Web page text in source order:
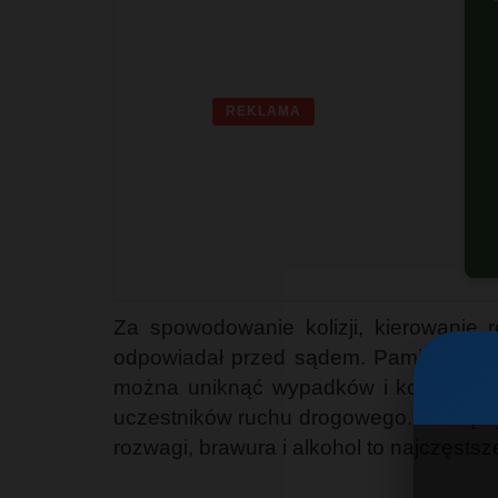
REKLAMA
Za spowodowanie kolizji, kierowanie
odpowiadał przed sądem.
można uniknąć wypadków i kolizji.
uczestników ruchu drogowego.
rozwagi, brawura i alkohol to